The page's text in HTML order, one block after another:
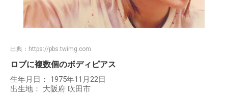
出典： https://pbs.twimg.com
ロブに複数個のボディピアス
生年月日： 1975年11月22日
出生地： 大阪府 吹田市